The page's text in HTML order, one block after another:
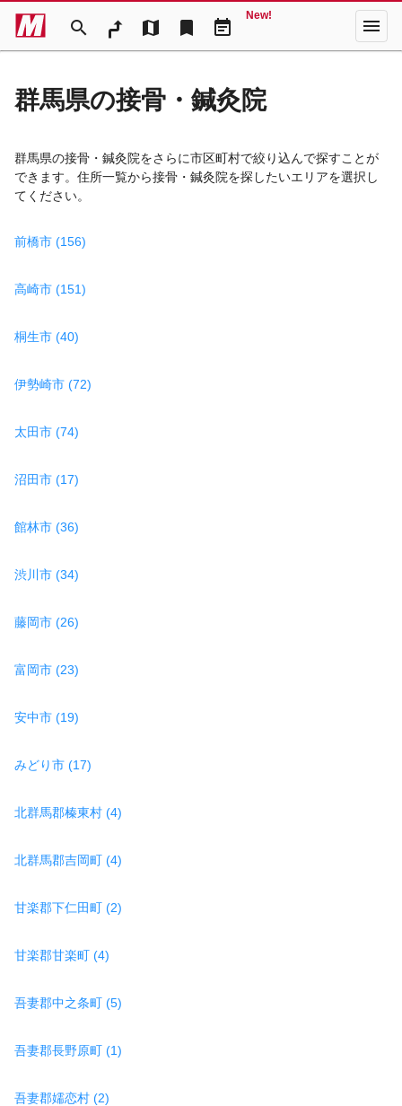
search map bookmark event_note
New! menu
群馬県の接骨・鍼灸院
群馬県の接骨・鍼灸院をさらに市区町村で絞り込んで探すことが
できます。住所一覧から接骨・鍼灸院を探したいエリアを選択し
てください。
前橋市 (156)
高崎市 (151)
桐生市 (40)
伊勢崎市 (72)
太田市 (74)
沼田市 (17)
館林市 (36)
渋川市 (34)
藤岡市 (26)
富岡市 (23)
安中市 (19)
みどり市 (17)
北群馬郡榛東村 (4)
北群馬郡吉岡町 (4)
甘楽郡下仁田町 (2)
甘楽郡甘楽町 (4)
吾妻郡中之条町 (5)
吾妻郡長野原町 (1)
吾妻郡嬬恋村 (2)